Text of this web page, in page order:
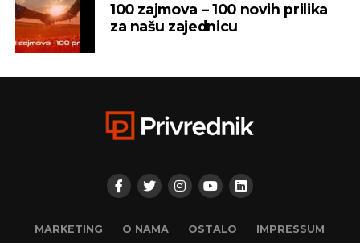
„Invictus“ su prije mjesec dana osnovali menadžeri
„Prointera“ i „Siriusa”.
REKLAMA
100 zajmova – 100 novih prilika
za našu zajednicu
MARKETING O NAMA OSTALO IMPRESSUM